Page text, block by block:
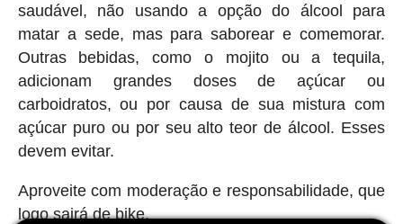
saudável, não usando a opção do álcool para
matar a sede, mas para saborear e comemorar.
Outras bebidas, como o mojito ou a tequila,
adicionam grandes doses de açúcar ou
carboidratos, ou por causa de sua mistura com
açúcar puro ou por seu alto teor de álcool. Esses
devem evitar.
Aproveite com moderação e responsabilidade, que
logo sairá de bike.